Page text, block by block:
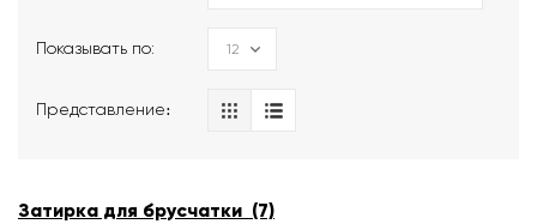
Показывать по:
Представление։
Затирка для брусчатки (7)